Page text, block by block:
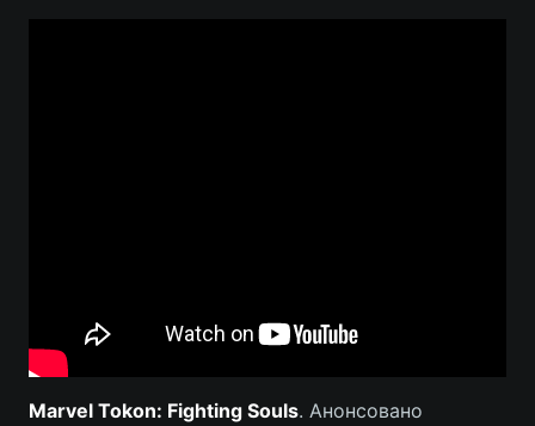
Marvel Tokon: Fighting Souls. Анонсовано